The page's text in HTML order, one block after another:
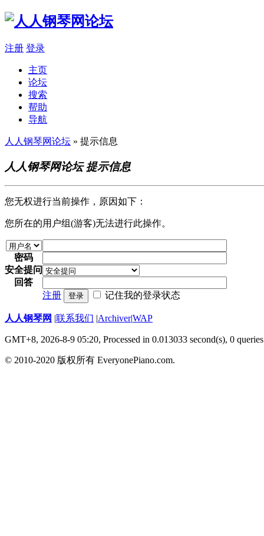
注册 登录
主页
论坛
搜索
帮助
导航
人人钢琴网论坛 » 提示信息
人人钢琴网论坛 提示信息
您无权进行当前操作，原因如下：
您所在的用户组(游客)无法进行此操作。
密码
安全提问
回答
注册
登录 记住我的登录状态
人人钢琴网 |联系我们 |Archiver|WAP
GMT+8, 2026-8-9 05:20, Processed in 0.013033 second(s), 0 queries
© 2010-2020 版权所有 EveryonePiano.com.